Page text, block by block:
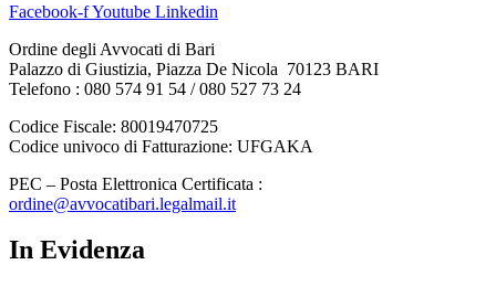
Facebook-fYoutube Linkedin
Ordine degli Avvocati di Bari
Palazzo di Giustizia, Piazza De Nicola 70123 BARI
Telefono : 080 574 91 54 / 080 527 73 24
Codice Fiscale: 80019470725
Codice univoco di Fatturazione: UFGAKA
PEC – Posta Elettronica Certificata :
ordine@avvocatibari.legalmail.it
In Evidenza